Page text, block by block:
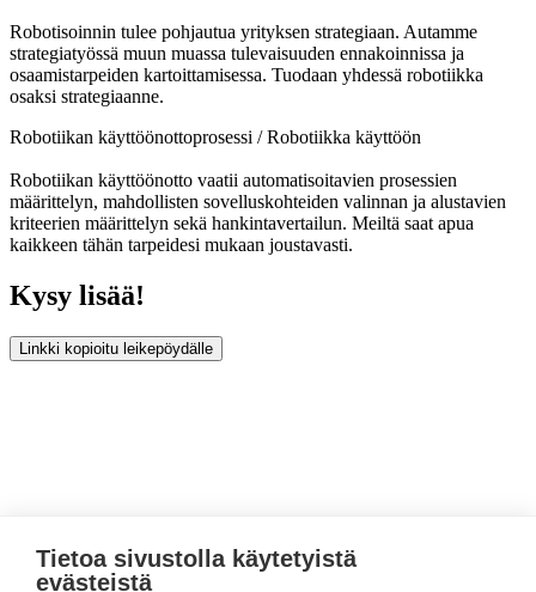
Robotisoinnin tulee pohjautua yrityksen strategiaan. Autamme
strategiatyössä muun muassa tulevaisuuden ennakoinnissa ja
osaamistarpeiden kartoittamisessa. Tuodaan yhdessä robotiikka
osaksi strategiaanne.
Robotiikan käyttöönottoprosessi / Robotiikka käyttöön
Robotiikan käyttöönotto vaatii automatisoitavien prosessien
määrittelyn, mahdollisten sovelluskohteiden valinnan ja alustavien
kriteerien määrittelyn sekä hankintavertailun. Meiltä saat apua
kaikkeen tähän tarpeidesi mukaan joustavasti.
Kysy lisää!
Linkki kopioitu leikepöydälle
Robotics by Jamk
Tietoa sivustolla käytetyistä
evästeistä